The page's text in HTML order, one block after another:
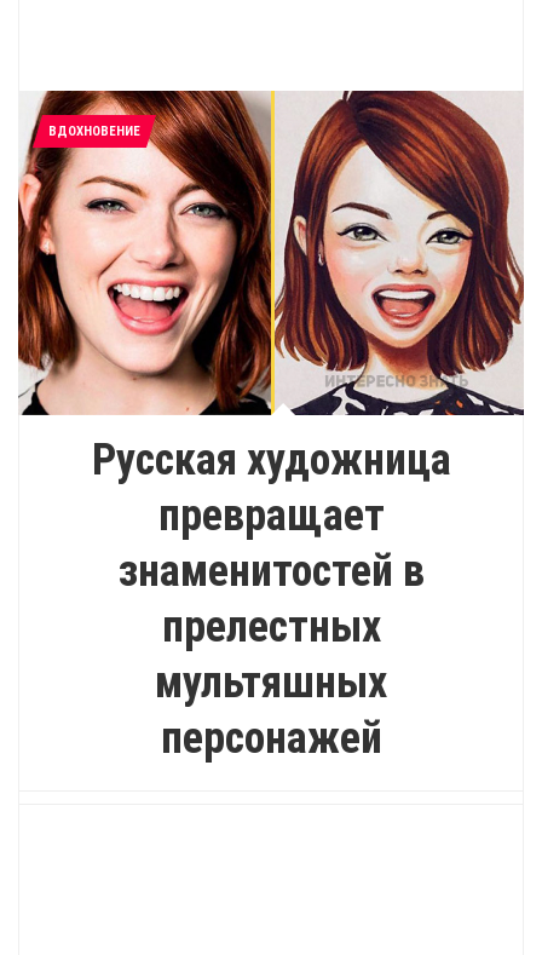
ВДОХНОВЕНИЕ
Русская художница
превращает
знаменитостей в
прелестных
мультяшных
персонажей